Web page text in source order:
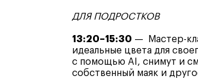
ДЛЯ ПОДРОСТКОВ
13:20–15:30 — Мастер-
идеальные цвета для
с помощью AI, снимут и
собственный маяк и